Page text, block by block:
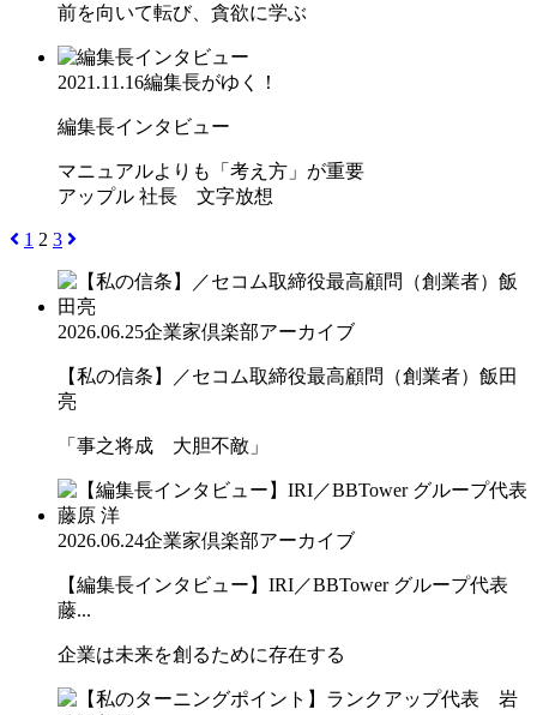
前を向いて転び、貪欲に学ぶ
2021.11.16編集長がゆく！
編集長インタビュー
マニュアルよりも「考え方」が重要
アップル 社長 文字放想
1 2 3
2026.06.25企業家倶楽部アーカイブ
【私の信条】／セコム取締役最高顧問（創業者）飯田
亮
「事之将成 大胆不敵」
2026.06.24企業家倶楽部アーカイブ
【編集長インタビュー】IRI／BBTower グループ代表
藤...
企業は未来を創るために存在する